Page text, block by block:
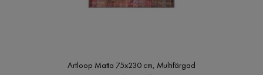
Artloop Matta 75x230 cm, Multifärgad